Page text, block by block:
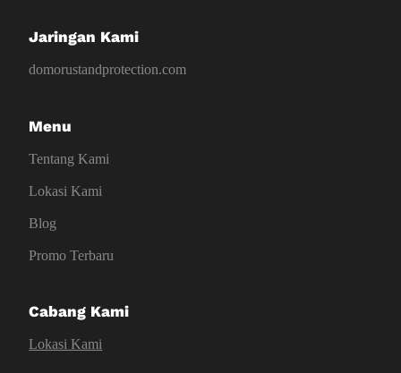
Jaringan Kami
domorustandprotection.com
Menu
Tentang Kami
Lokasi Kami
Blog
Promo Terbaru
Cabang Kami
Lokasi Kami